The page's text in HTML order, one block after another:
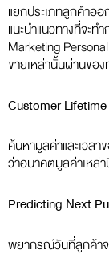
แยกประเภทลูกค้าอ
แนะนำแนวทางที่จะท
Marketing
ขายเหล่านั้นผ่านขอ
Customer
ค้นหามูลค่าและเวล
ว่าอนาคตมูลค่าเหล่
Predicting Next
พยากรณ์วันที่ลูกค้า